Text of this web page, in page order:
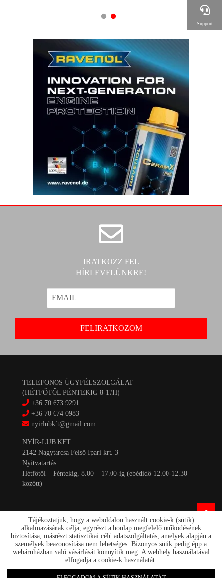
IRATKOZZ FEL
HÍRLEVELÜNKRE!
TELEFONOS ÜGYFÉLSZOLGÁLAT
(HÉTFŐTŐL PÉNTEKIG 8-17H)
+36 70 673 9291
+36 70 674 0983
nyirlubkft@gmail.com
NYÍR-LUB KFT.:
2142 Nagytarcsa Felső Ipari krt. 3
Nyitvatartás:
Hétfőtől – Péntekig, 8.00 – 17.00-ig (ebédidő 12.00-12.30
között)
Kapcsolat
Akciók
Rólunk
Support
Tájékoztatjuk, hogy a weboldalon használt cookie-k (sütik)
alkalmazásának célja, egyrészt a honlap megfelelő működésének
biztosítása, másrészt statisztikai célú adatszolgáltatás, amelyek alapján a
személyek beazonosítása nem lehetséges. Bizonyos sütik pedig épp a
webáruházban való vásárlását könnyítik meg. A webhely használatával
elfogadja a cookie-k használatát.